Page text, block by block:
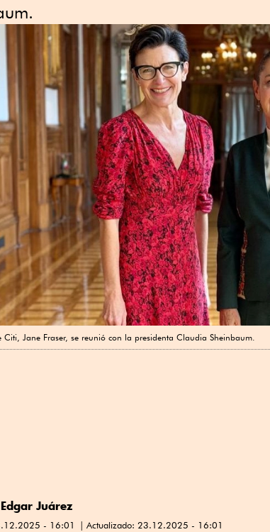
Citi, Jane Fraser, se reunió con la presidenta Claudia Sheinbaum.
Edgar Juárez
- 16:01 Actualizado: 23.12.2025 - 16:01